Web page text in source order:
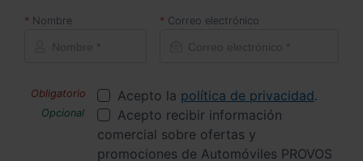
Nombre Correo electrónico
Acepto la política de privacidad.
Acepto recibir información
comercial sobre ofertas y
promociones de Automóviles PROVOS